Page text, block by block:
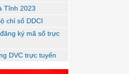
Tĩnh 2023
chỉ số DDCI
ký mã số trực
DVC trực tuyến